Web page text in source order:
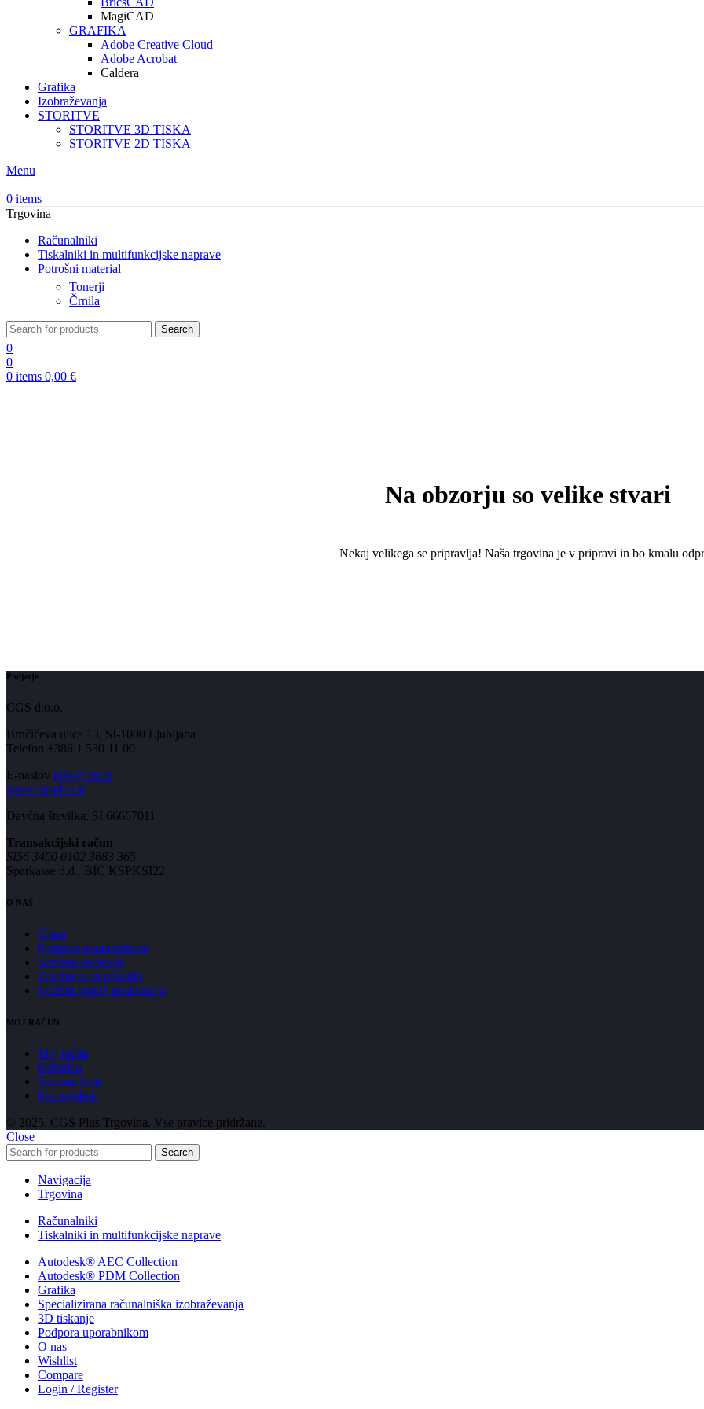
MagiCAD
GRAFIKA
Adobe Creative Cloud
Adobe Acrobat
Caldera
Grafika
Izobraževanja
STORITVE
STORITVE 3D TISKA
STORITVE 2D TISKA
Menu
0 items
Trgovina
Računalniki
Tiskalniki in multifunkcijske naprave
Potrošni material
Tonerji
Črnila
Search
0
0
0 items 0,00 €
Na obzorju so velike stvari
Nekaj ​​velikega se pripravlja! Naša trgovina je v pripravi in ​​bo kmalu
Podjetje
CGS d.o.o.
Brnčičeva ulica 13, SI-1000 Ljubljana
Telefon +386 1 530 11 00
E-naslov info@cgs.si
www.cgsplus.si
Davčna številka: SI 66667011
Transakcijski račun
SI56 3400 0102 3683 365
Sparkasse d.d., BIC KSPKSI22
O NAS
O nas
Podpora uporabnikom
Servisni zahtevek
Zasebnost in piškotki
Splošni pogoji poslovanja
MOJ RAČUN
Moj račun
Košarica
Seznam želja
Primerjalnik
© 2025, CGS Plus Trgovina. Vse pravice pridržane.
Close
Search
Navigacija
Trgovina
Računalniki
Tiskalniki in multifunkcijske naprave
Autodesk® AEC Collection
Autodesk® PDM Collection
Grafika
Specializirana računalniška izobraževanja
3D tiskanje
Podpora uporabnikom
O nas
Wishlist
Compare
Login / Register